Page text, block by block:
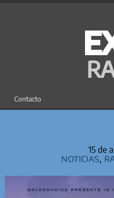
Contacto
15 de
Noticias,